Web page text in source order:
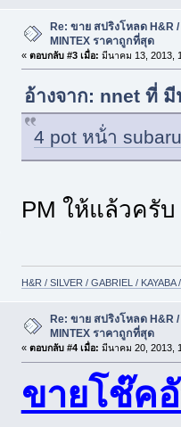
Re: ขาย สปริงโหลด H&R /
MINTEX ราคาถูกที่สุด
« ตอบกลับ #3 เมื่อ: มีนาคม 13, 2013,
อ้างจาก: nnet ที่
4 pot หน้่า
PM ให้แล้วครับ
H&R / SILVER / GABRIEL / KAYABA
Re: ขาย สปริงโหลด H&R
MINTEX ราคาถูกที่สุด
« ตอบกลับ #4 เมื่อ: มีนาคม 20, 2013,
ขายโช๊ค